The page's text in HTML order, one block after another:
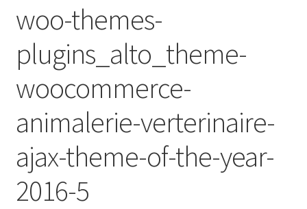
woo-themes-
plugins_alto_theme-
woocommerce-
animalerie-verterinaire-
ajax-theme-of-the-year-
2016-5